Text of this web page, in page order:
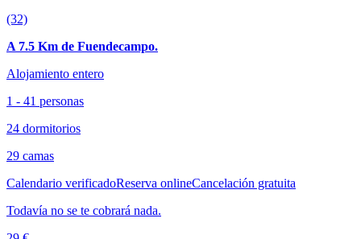
(32)
A 7.5 Km de Fuendecampo.
Alojamiento entero
1 - 41 personas
24 dormitorios
29 camas
Calendario verificadoReserva onlineCancelación gratuita
Todavía no se te cobrará nada.